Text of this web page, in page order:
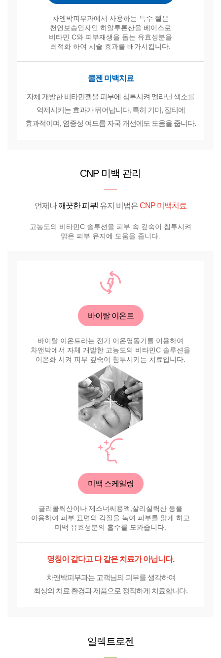
차앤박피부과에서 사용하는 특수 젤은
천연보습인자인 히알루론산을 베이스로
비타민 C와 피부재생을 돕는 유효성분을
최적화 하여 시술 효과를 배가시킵니다.
쿨젠 미백치료
자체 개발한 비타민젤을 피부에 침투시켜 멜라닌 색소를
억제시키는 효과가 뛰어납니다. 특히 기미, 잡티에
효과적이며, 염증성 여드름 자국 개선에도 도움을 줍니다.
CNP 미백 관리
언제나깨끗한 피부! 유지 비법은CNP 미백치료
고농도의 비타민C 솔루션을 피부 속 깊숙이 침투시켜
맑은 피부 유지에 도움을 줍니다.
바이탈 이온트
바이탈 이온트라는 전기 이온영동기를 이용하여
차앤박에서 자체 개발한 고농도의 비타민C 솔루션을
이온화 시켜 피부 깊숙이 침투시키는 치료입니다.
미백 스케일링
글리콜릭산이나 제스너씨용액,살리실릭산 등을
이용하여 피부 표면의 각질을 녹여 피부를 맑게 하고
미백 유효성분의 흡수를 도와줍니다.
명칭이 같다고 다 같은 치료가 아닙니다.
차앤박피부과는 고객님의 피부를 생각하여
최상의 치료 환경과 제품으로 정직하게 치료합니다.
일렉트로젠